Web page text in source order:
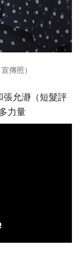
傳照）
允瀞（短髮評
力量